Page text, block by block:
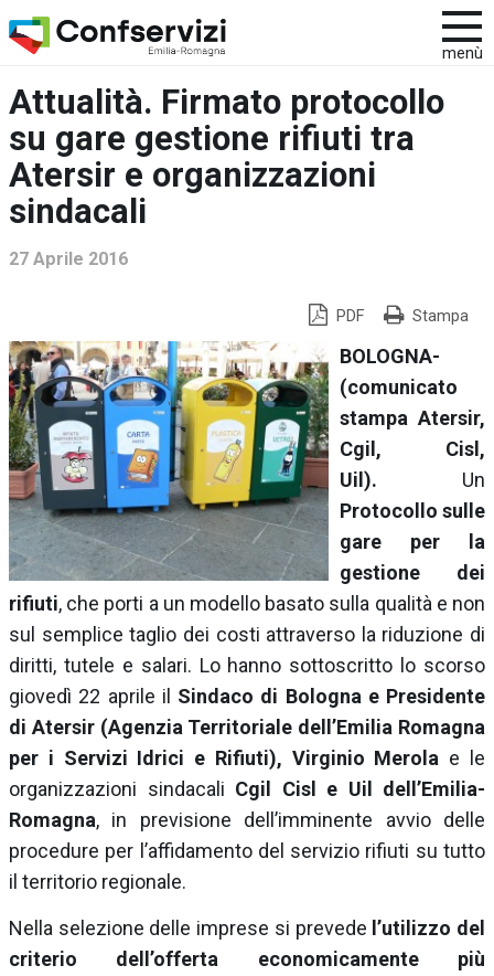
menù
Attualità. Firmato protocollo
su gare gestione rifiuti tra
Atersir e organizzazioni
sindacali
27 Aprile 2016
PDF Stampa
BOLOGNA-
(comunicato
stampa Atersir,
Cgil, Cisl,
Uil). Un
Protocollo sulle
gare per la
gestione dei
rifiuti, che porti a un modello basato sulla qualità e non
sul semplice taglio dei costi attraverso la riduzione di
diritti, tutele e salari. Lo hanno sottoscritto lo scorso
giovedì 22 aprile il Sindaco di Bologna e Presidente
di Atersir (Agenzia Territoriale dell’Emilia Romagna
per i Servizi Idrici e Rifiuti), Virginio Merola e le
organizzazioni sindacali Cgil Cisl e Uil dell’Emilia-
Romagna, in previsione dell’imminente avvio delle
procedure per l’affidamento del servizio rifiuti su tutto
il territorio regionale.
Nella selezione delle imprese si prevede l’utilizzo del
criterio dell’offerta economicamente più